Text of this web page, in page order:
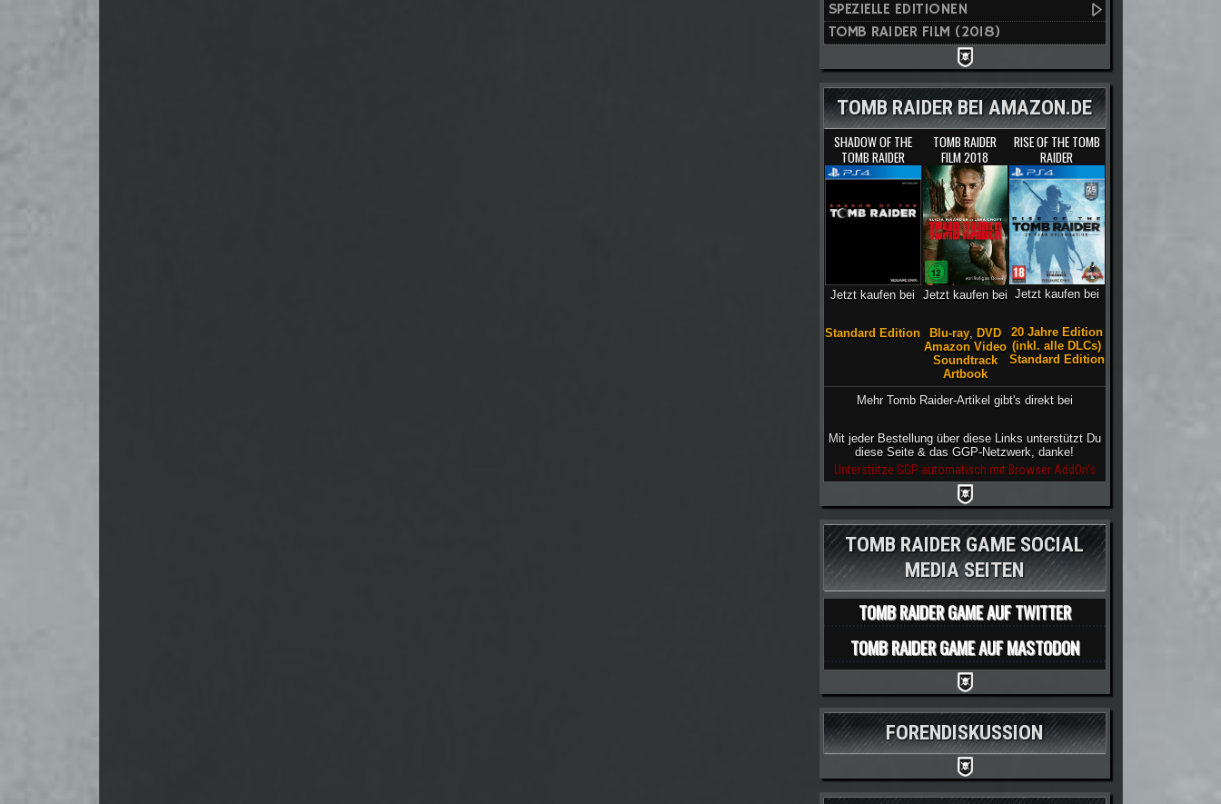
SPEZIELLE EDITIONEN
TOMB RAIDER FILM (2018)
TOMB RAIDER BEI AMAZON.DE
SHADOW OF THE
TOMB RAIDER
Jetzt kaufen bei
Standard Edition
TOMB RAIDER
FILM 2018
Jetzt kaufen bei
Blu-ray, DVD
Amazon Video
Soundtrack
Artbook
RISE OF THE TOMB
RAIDER
Jetzt kaufen bei
20 Jahre Edition
(inkl. alle DLCs)
Standard Edition
Mehr Tomb Raider-Artikel gibt's direkt bei
Mit jeder Bestellung über diese Links unterstützt Du
diese Seite & das GGP-Netzwerk, danke!
Unterstütze GGP automatisch mit Browser AddOn's
TOMB RAIDER GAME SOCIAL
MEDIA SEITEN
TOMB RAIDER GAME AUF TWITTER
TOMB RAIDER GAME AUF MASTODON
FORENDISKUSSION